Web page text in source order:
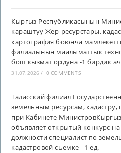
Кыргыз Республикасынын
караштуу Жер ресурстары,
картография боюнча
филиалынын маалыматтык
бош кызмат ордуна -1 бирдик
31.07.2026 / 0 COMMENTS
Таласский филиал
земельным ресурсам, кадастру,
при Кабинете
объявляет открытый конкурс
должности специалист по
кадастровой сьемке– 1 ед.